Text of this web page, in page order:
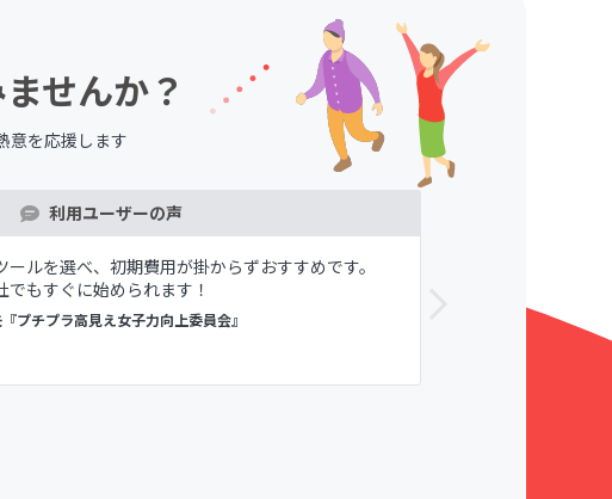
せんか？
意を応援します
利用ユーザーの声
ールを選べ、初期費用が掛からずおすすめです。
もすぐに始められます！
プチプラ高見え女子力向上委員会』
すめしてます。